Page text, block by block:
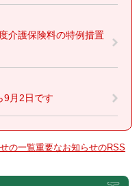
介護保険料の特例措置
9月2日です
の一覧重要なお知らせのRSS